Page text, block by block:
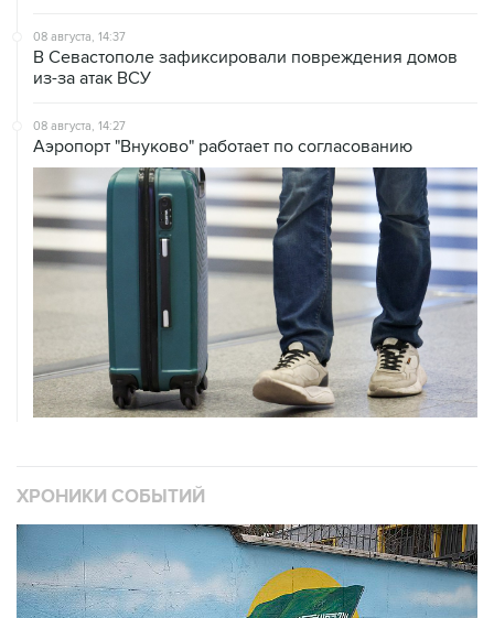
08 августа, 14:37
В Севастополе зафиксировали повреждения домов
из-за атак ВСУ
08 августа, 14:27
Аэропорт "Внуково" работает по согласованию
ХРОНИКИ СОБЫТИЙ